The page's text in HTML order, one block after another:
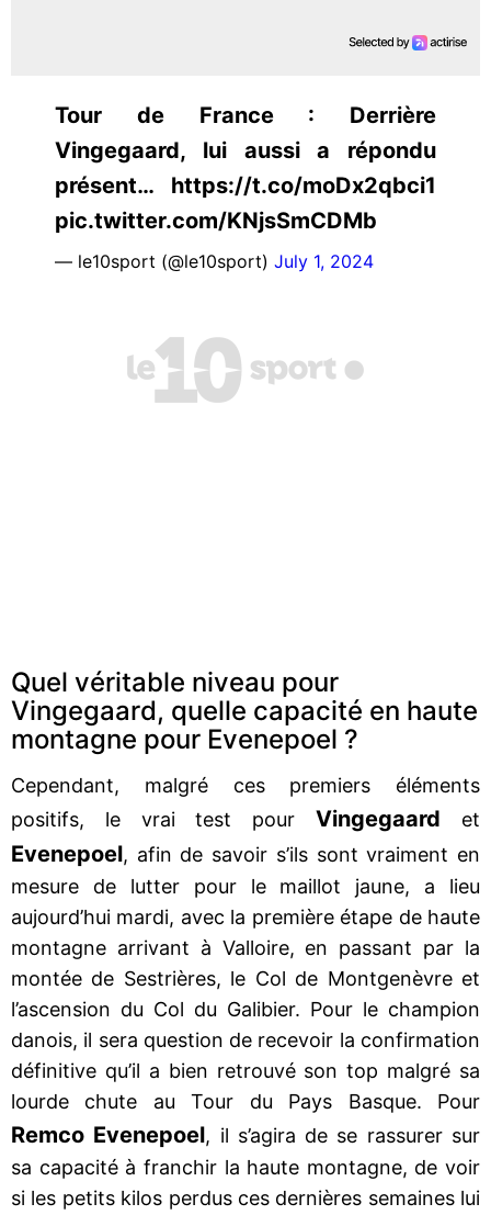
Tour de France : Derrière
Vingegaard, lui aussi a répondu
présent… https://t.co/moDx2qbci1
pic.twitter.com/KNjsSmCDMb
— le10sport (@le10sport) July 1, 2024
Quel véritable niveau pour
Vingegaard, quelle capacité en haute
montagne pour Evenepoel ?
Cependant, malgré ces premiers éléments
positifs, le vrai test pourVingegaard et
Evenepoel, afin de savoir s’ils sont vraiment en
mesure de lutter pour le maillot jaune, a lieu
aujourd’hui mardi, avec la première étape de haute
montagne arrivant à Valloire, en passant par la
montée de Sestrières, le Col de Montgenèvre et
l’ascension du Col du Galibier. Pour le champion
danois, il sera question de recevoir la confirmation
définitive qu’il a bien retrouvé son top malgré sa
lourde chute au Tour du Pays Basque. Pour
Remco Evenepoel, il s’agira de se rassurer sur
sa capacité à franchir la haute montagne, de voir
si les petits kilos perdus ces dernières semaines lui